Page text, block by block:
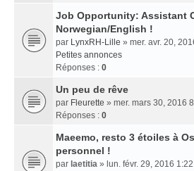
Job Opportunity: Assistant
Norwegian/English !
par LynxRH-Lille » mer. avr. 20,
Petites annonces
Réponses : 0
Un peu de rêve
par Fleurette » mer. mars 30, 2016
Réponses : 0
Maeemo, resto 3 étoiles à
personnel !
par laetitia » lun. févr. 29, 2016